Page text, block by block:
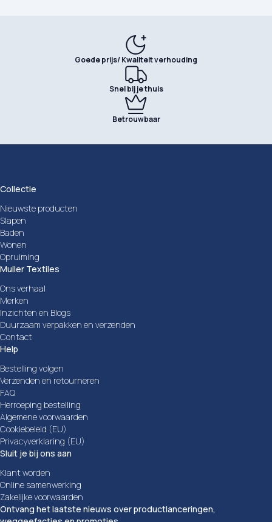
Goede prijs/ Kwaliteit verhouding
Snel bij je thuis
Betrouwbaar
Collectie
Nieuwste producten
Slapen
Baden
Wonen
Opruiming
Muller Textiles
Ons verhaal
Merken
Inzichten en Blogs
Duurzaam verpakken en verzenden
Contact
Help
Bestelling volgen
Verzenden en retourneren
FAQ
Herroeping bestelling
Algemene voorwaarden
Cookiebeleid (EU)
Privacyverklaring (EU)
Sluit je bij ons aan
Klant worden
Online samenwerking
Zakelijke voorwaarden
Ontvang het laatste nieuws over productlanceringen,